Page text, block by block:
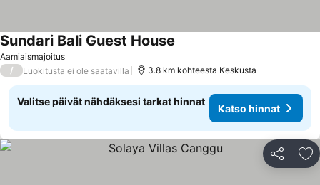
Aamiaismajoitus
Sundari Bali Guest House
/ Luokitusta ei ole saatavilla 3.8 km kohteesta Keskusta
Valitse päivät nähdäksesi tarkat hinnat
Katso hinnat
Jaa